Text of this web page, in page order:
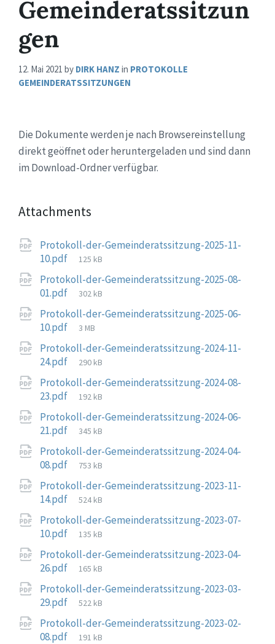
Gemeinderatssitzun
gen
12. Mai 2021 by DIRK HANZ in PROTOKOLLE
GEMEINDERATSSITZUNGEN
Die Dokumente werden je nach Browsereinstellung
direkt geöffnet oder heruntergeladen und sind dann
im Download-Ordner verfügbar.
Attachments
Protokoll-der-Gemeinderatssitzung-2025-11-
10.pdf
File
125 kB
Protokoll-der-Gemeinderatssitzung-2025-08-
01.pdf
File
302 kB
Protokoll-der-Gemeinderatssitzung-2025-06-
10.pdf
File
3 MB
Protokoll-der-Gemeinderatssitzung-2024-11-
24.pdf
File
290 kB
Protokoll-der-Gemeinderatssitzung-2024-08-
23.pdf
File
192 kB
Protokoll-der-Gemeinderatssitzung-2024-06-
21.pdf
File
345 kB
Protokoll-der-Gemeinderatssitzung-2024-04-
08.pdf
File
753 kB
Protokoll-der-Gemeinderatssitzung-2023-11-
14.pdf
File
524 kB
Protokoll-der-Gemeinderatssitzung-2023-07-
10.pdf
File
135 kB
Protokoll-der-Gemeinderatssitzung-2023-04-
26.pdf
File
165 kB
Protokoll-der-Gemeinderatssitzung-2023-03-
29.pdf
File
522 kB
Protokoll-der-Gemeinderatssitzung-2023-02-
08.pdf
File
191 kB